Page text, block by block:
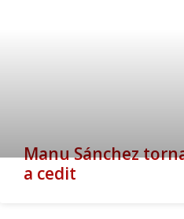
Manu Sánchez
a cedit